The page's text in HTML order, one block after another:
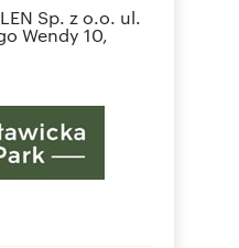
Sp. z o.o. ul.
Wendy 10,